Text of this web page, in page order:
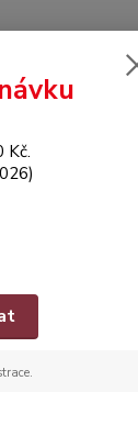
Značka:
Nejsme
Kč.